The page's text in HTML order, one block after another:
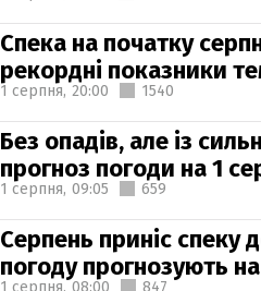
Спека на початку
рекордні показники
1 серпня, 20:00 1540
Без опадів, але із
прогноз погоди на 1
1 серпня, 09:05 659
Серпень приніс спеку
погоду прогнозують на
1 серпня, 08:00 847